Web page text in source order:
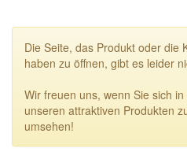
Die Seite, das Produkt oder die
haben zu öffnen, gibt es leider
Wir freuen uns, wenn Sie sich
unseren attraktiven Produkten
umsehen!